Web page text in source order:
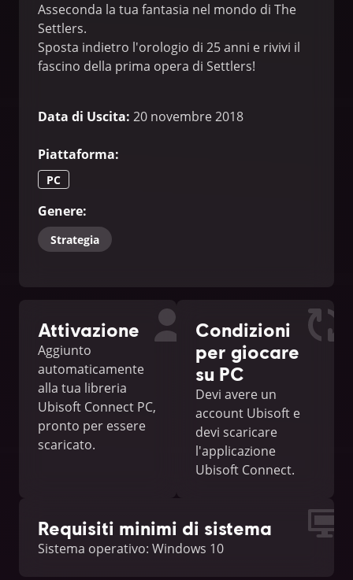
Asseconda la tua fantasia nel mondo di The
Settlers.
Sposta indietro l'orologio di 25 anni e rivivi il
fascino della prima opera di Settlers!
Data di Uscita: 20 novembre 2018
Piattaforma:
PC
Genere:
Strategia
Attivazione
Aggiunto
automaticamente
alla tua libreria
Ubisoft Connect PC,
pronto per essere
scaricato.
Condizioni
per giocare
su PC
Devi avere un
account Ubisoft e
devi scaricare
l'applicazione
Ubisoft Connect.
Requisiti minimi di sistema
Sistema operativo: Windows 10